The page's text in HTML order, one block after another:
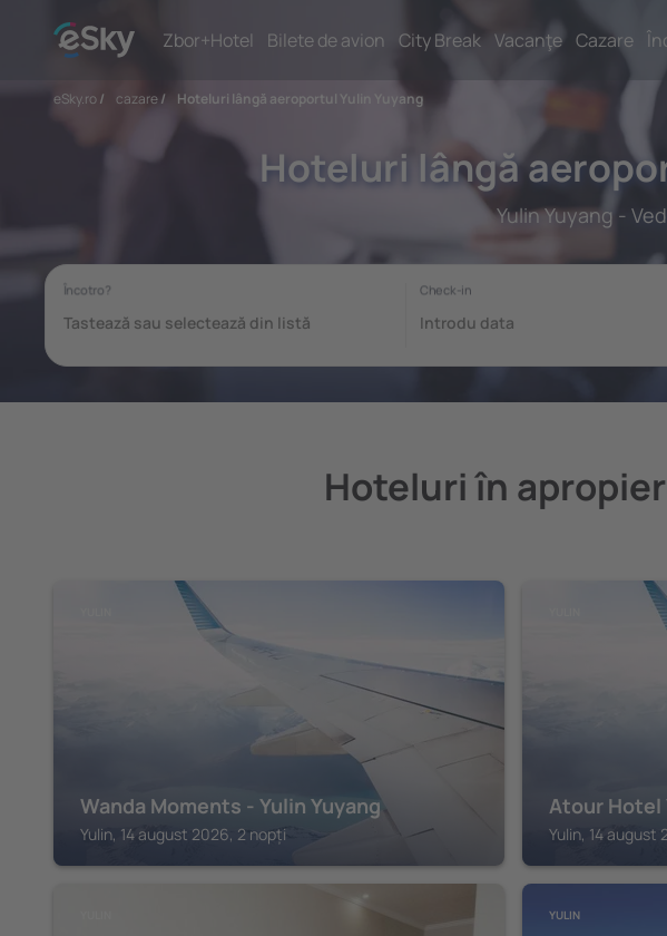
Zbor+Hotel Bilete de avion City Break Vacanţe Cazare
eSky.ro/ cazare/ Hoteluri lângă aeroportul Yulin Yuyang
Hoteluri lângă
Yulin Yuyang -
Hoteluri în
Wanda Moments - Yulin Yuyang
Yulin, 14 august 2026, 2 nopți
Atour Hotel
Yulin, 14 august
YULIN